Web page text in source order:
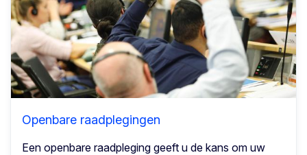
Openbare raadplegingen
Een openbare raadpleging geeft u de kans om uw